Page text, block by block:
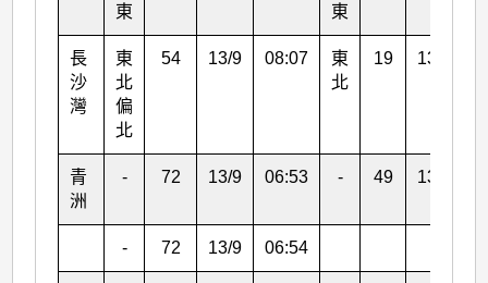
東
東
長
沙
灣
東
北
偏
北
54 13/9 08:07
東
北
19 13/9
青
洲
- 72 13/9 06:53 - 49 13/9
- 72 13/9 06:54